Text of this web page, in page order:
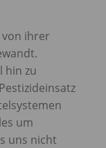
von ihrer
hin zu
um
uns nicht